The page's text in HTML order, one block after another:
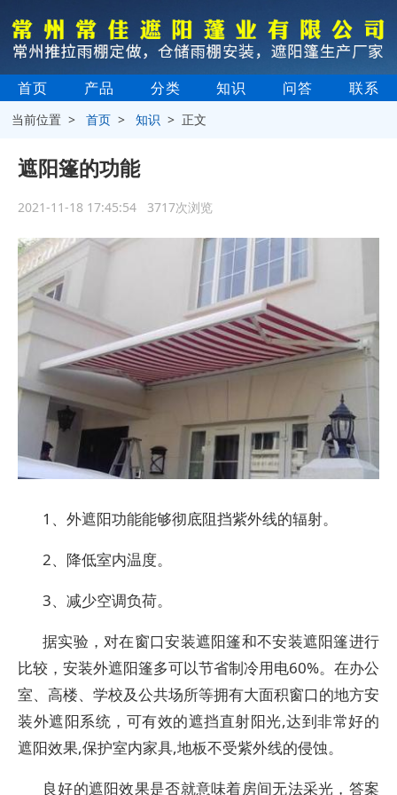
首页 产品 分类 知识 问答 联系
当前位置 >首页 >知识 > 正文
遮阳篷的功能
2021-11-18 17:45:54 3717次浏览
1、外遮阳功能能够彻底阻挡紫外线的辐射。
2、降低室内温度。
3、减少空调负荷。
据实验，对在窗口安装遮阳篷和不安装遮阳篷进行
比较，安装外遮阳篷多可以节省制冷用电60%。在办公
室、高楼、学校及公共场所等拥有大面积窗口的地方安
装外遮阳系统，可有效的遮挡直射阳光,达到非常好的
遮阳效果,保护室内家具,地板不受紫外线的侵蚀。
良好的遮阳效果是否就意味着房间无法采光，答案